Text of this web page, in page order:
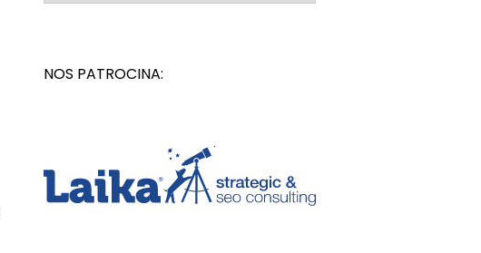
NOS PATROCINA: